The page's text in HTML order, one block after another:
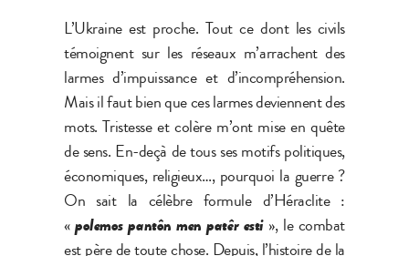
L’Ukraine est proche. Tout ce dont les civils
témoignent sur les réseaux m’arrachent des
larmes d’impuissance et d’incompréhension.
Mais il faut bien que ces larmes deviennent des
mots. Tristesse et colère m’ont mise en quête
de sens. En-deçà de tous ses motifs politiques,
économiques, religieux…, pourquoi la guerre ?
On sait la célèbre formule d’Héraclite :
«polemos pantôn men patêr esti », le combat
est père de toute chose. Depuis, l’histoire de la